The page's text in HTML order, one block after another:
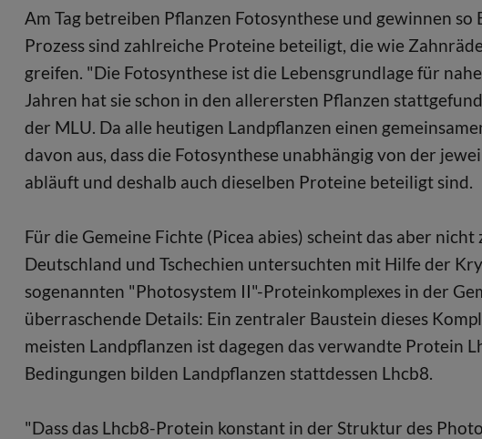
Am Tag betreiben Pflanzen Fotosynthese und gewinnen so
Prozess sind zahlreiche Proteine beteiligt, die wie
greifen. "Die Fotosynthese ist die Lebensgrundlage für
Jahren hat sie schon in den allerersten Pflanzen
der MLU. Da alle heutigen Landpflanzen einen
davon aus, dass die Fotosynthese unabhängig von der
abläuft und deshalb auch dieselben Proteine beteiligt sind.
Für die Gemeine Fichte (Picea abies) scheint das aber
Deutschland und Tschechien untersuchten mit Hilfe der
sogenannten "Photosystem II"-Proteinkomplexes in der
überraschende Details: Ein zentraler Baustein dieses
meisten Landpflanzen ist dagegen das verwandte Protein
Bedingungen bilden Landpflanzen stattdessen Lhcb8.
"Dass das Lhcb8-Protein konstant in der Struktur des